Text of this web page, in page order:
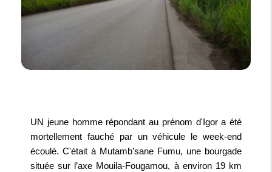
UN jeune homme répondant au prénom d'Igor a été
mortellement fauché par un véhicule le week-end
écoulé. C'était à Mutamb’sane Fumu, une bourgade
située sur l’axe Mouila-Fougamou, à environ 19 km